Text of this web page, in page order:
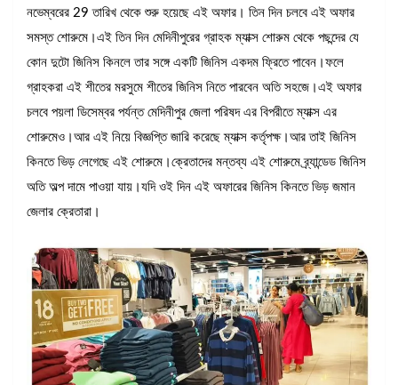
নভেম্বরের 29 তারিখ থেকে শুরু হয়েছে এই অফার। তিন দিন চলবে এই অফার
সমস্ত শোরুমে।এই তিন দিন মেদিনীপুরের গ্রাহক ম্যাক্স শোরুম থেকে পছন্দের যে
কোন দুটো জিনিস কিনলে তার সঙ্গে একটি জিনিস একদম ফ্রিতে পাবেন।ফলে
গ্রাহকরা এই শীতের মরসুমে শীতের জিনিস নিতে পারবেন অতি সহজে।এই অফার
চলবে পয়লা ডিসেম্বর পর্যন্ত মেদিনীপুর জেলা পরিষদ এর বিপরীতে ম্যাক্স এর
শোরুমেও।আর এই নিয়ে বিজ্ঞপ্তি জারি করেছে ম্যাক্স কর্তৃপক্ষ।আর তাই জিনিস
কিনতে ভিড় লেগেছে এই শোরুমে।ক্রেতাদের মন্তব্য এই শোরুমে ব্র্যান্ডেড জিনিস
অতি অল্প দামে পাওয়া যায়।যদি ওই দিন এই অফারের জিনিস কিনতে ভিড় জমান
জেলার ক্রেতারা।